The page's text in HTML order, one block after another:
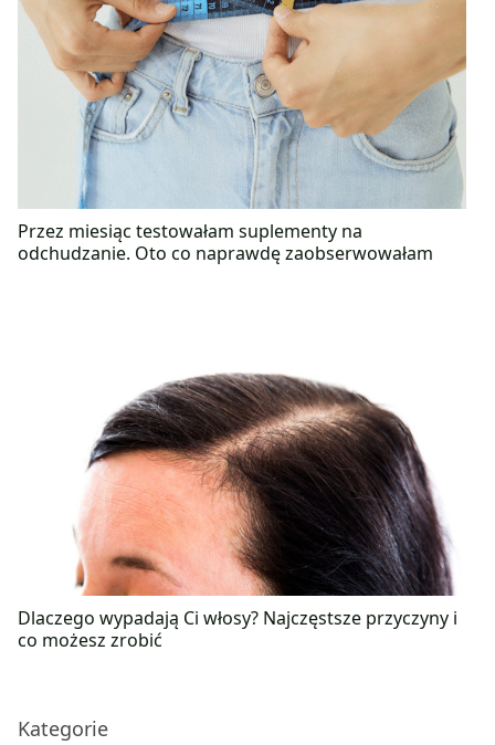
Przez miesiąc testowałam suplementy na
odchudzanie. Oto co naprawdę zaobserwowałam
Dlaczego wypadają Ci włosy? Najczęstsze przyczyny i
co możesz zrobić
Kategorie